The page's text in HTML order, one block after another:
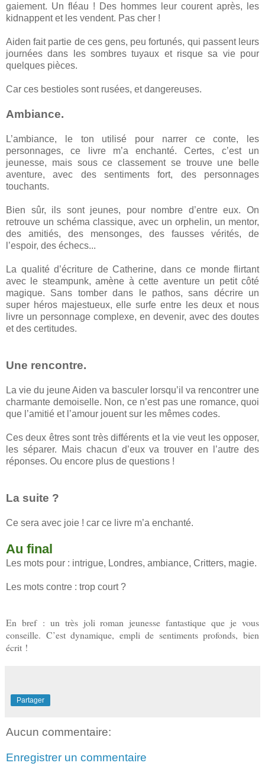
gaiement. Un fléau ! Des hommes leur courent après, les
kidnappent et les vendent. Pas cher !
Aiden fait partie de ces gens, peu fortunés, qui passent leurs
journées dans les sombres tuyaux et risque sa vie pour
quelques pièces.
Car ces bestioles sont rusées, et dangereuses.
Ambiance.
L’ambiance, le ton utilisé pour narrer ce conte, les
personnages, ce livre m’a enchanté. Certes, c’est un
jeunesse, mais sous ce classement se trouve une belle
aventure, avec des sentiments fort, des personnages
touchants.
Bien sûr, ils sont jeunes, pour nombre d’entre eux. On
retrouve un schéma classique, avec un orphelin, un mentor,
des amitiés, des mensonges, des fausses vérités, de
l’espoir, des échecs...
La qualité d’écriture de Catherine, dans ce monde flirtant
avec le steampunk, amène à cette aventure un petit côté
magique. Sans tomber dans le pathos, sans décrire un
super héros majestueux, elle surfe entre les deux et nous
livre un personnage complexe, en devenir, avec des doutes
et des certitudes.
Une rencontre.
La vie du jeune Aiden va basculer lorsqu’il va rencontrer une
charmante demoiselle. Non, ce n’est pas une romance, quoi
que l’amitié et l’amour jouent sur les mêmes codes.
Ces deux êtres sont très différents et la vie veut les opposer,
les séparer. Mais chacun d’eux va trouver en l’autre des
réponses. Ou encore plus de questions !
La suite ?
Ce sera avec joie ! car ce livre m’a enchanté.
Au final
Les mots pour : intrigue, Londres, ambiance, Critters, magie.
Les mots contre : trop court ?
En bref : un très joli roman jeunesse fantastique que je vous
conseille. C’est dynamique, empli de sentiments profonds, bien
écrit !
Partager
Aucun commentaire:
Enregistrer un commentaire